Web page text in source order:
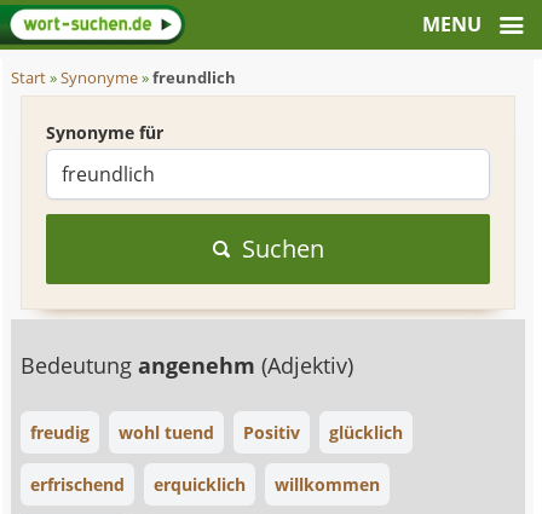
Start»Synonyme»freundlich
Synonyme für
Suchen
Bedeutungangenehm(Adjektiv)
freudig wohl tuend Positiv glücklich
erfrischend erquicklich willkommen